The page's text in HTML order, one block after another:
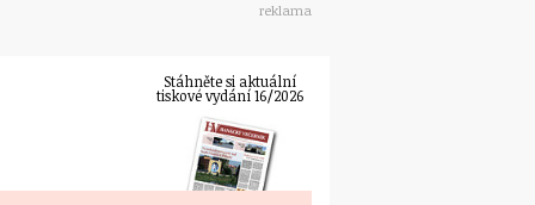
reklama
Stáhněte si aktuální
tiskové vydání 16/2026